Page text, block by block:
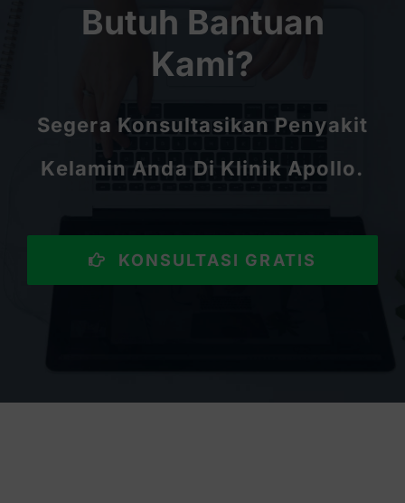
Butuh Bantuan
Kami?
Segera Konsultasikan Penyakit
Kelamin Anda Di Klinik Apollo.
KONSULTASI GRATIS